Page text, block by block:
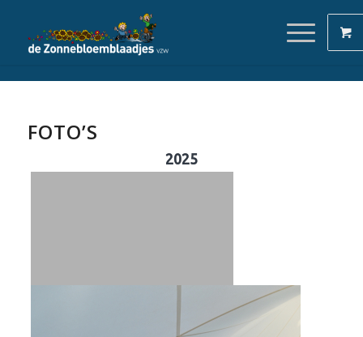
FOTO’S
2025